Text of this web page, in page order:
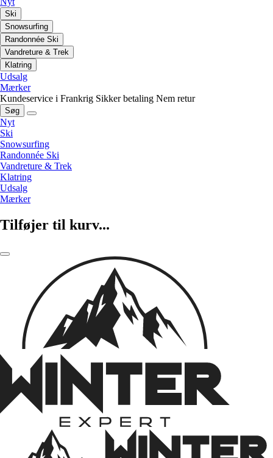
Ski
Snowsurfing
Randonnée Ski
Vandreture & Trek
Klatring
Udsalg
Mærker
Kundeservice i Frankrig Sikker betaling Nem retur
Søg
Nyt
Ski
Snowsurfing
Randonnée Ski
Vandreture & Trek
Klatring
Udsalg
Mærker
Tilføjer til kurv...